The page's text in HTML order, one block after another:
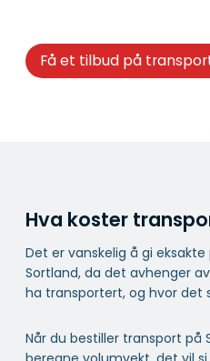
Få et tilbud på
Hva koster
Det er vanskelig å gi
Sortland, da det avhenger
ha transportert, og hvor det
Når du bestiller transport på